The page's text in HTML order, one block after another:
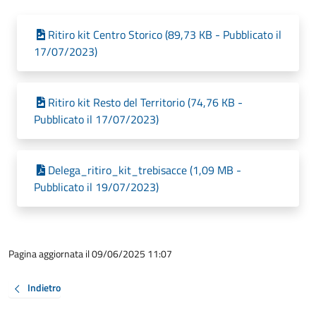
Ritiro kit Centro Storico (89,73 KB - Pubblicato il
17/07/2023)
Ritiro kit Resto del Territorio (74,76 KB -
Pubblicato il 17/07/2023)
Delega_ritiro_kit_trebisacce (1,09 MB -
Pubblicato il 19/07/2023)
Pagina aggiornata il 09/06/2025 11:07
Indietro